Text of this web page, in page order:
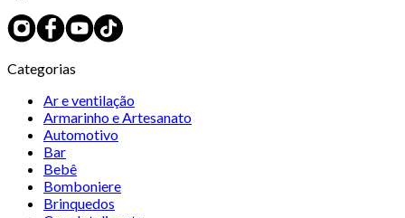
Categorias
Ar e ventilação
Armarinho e Artesanato
Automotivo
Bar
Bebê
Bomboniere
Brinquedos